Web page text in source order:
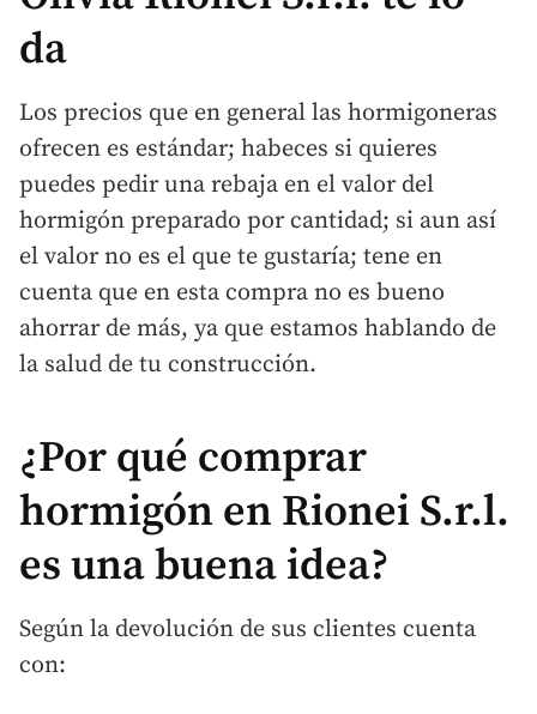
da
Los precios que en general las hormigoneras
ofrecen es estándar; habeces si quieres
puedes pedir una rebaja en el valor del
hormigón preparado por cantidad; si aun así
el valor no es el que te gustaría; tene en
cuenta que en esta compra no es bueno
ahorrar de más, ya que estamos hablando de
la salud de tu construcción.
¿Por qué comprar
hormigón en Rionei S.r.l.
es una buena idea?
Según la devolución de sus clientes cuenta
con: